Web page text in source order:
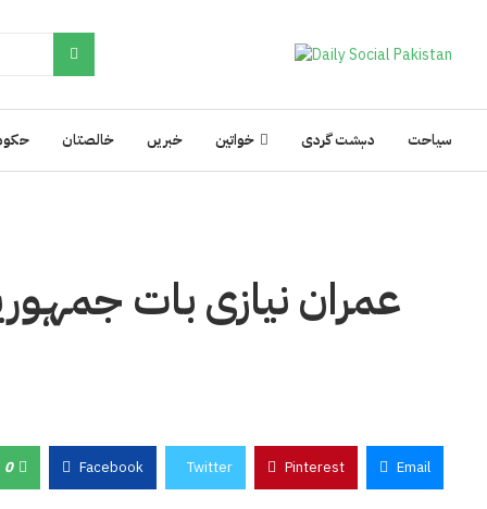
خالصتان خبریں خواتین دہشت گردی سیاحت
عمران نیازی بات
0 Facebook Twitter Pinterest Email